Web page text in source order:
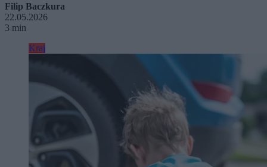
Filip Baczkura
22.05.2026
3 min
Kraj